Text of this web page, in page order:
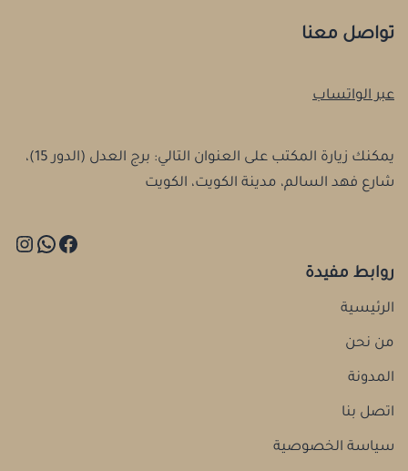
تواصل معنا
عبر الواتساب
يمكنك زيارة المكتب على العنوان التالي: برج العدل (الدور 15)،
شارع فهد السالم، مدينة الكويت، الكويت
روابط مفيدة
الرئيسية
من نحن
المدونة
اتصل بنا
سياسة الخصوصية